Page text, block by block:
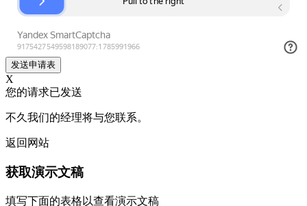
发送申请表
Х
您的请求已发送
不久我们的经理将与您联系。
返回网站
获取演示文稿
填写下面的表格以查看演示文稿